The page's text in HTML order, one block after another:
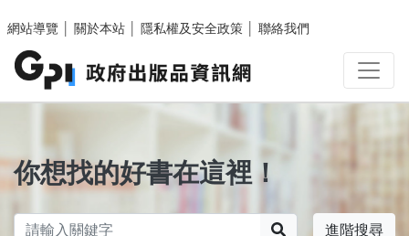
網站導覽
關於本站 隱私權及安全政策 聯絡我們
你想找的好書在這裡！
進階搜尋